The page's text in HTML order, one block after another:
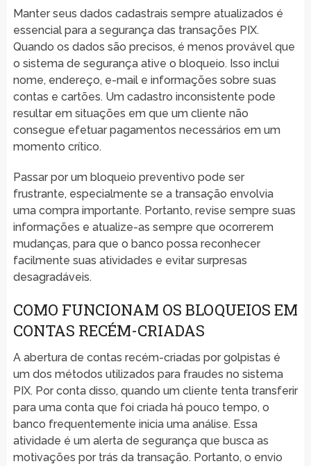
Manter seus dados cadastrais sempre atualizados é
essencial para a segurança das transações PIX.
Quando os dados são precisos, é menos provável que
o sistema de segurança ative o bloqueio. Isso inclui
nome, endereço, e-mail e informações sobre suas
contas e cartões. Um cadastro inconsistente pode
resultar em situações em que um cliente não
consegue efetuar pagamentos necessários em um
momento crítico.
Passar por um bloqueio preventivo pode ser
frustrante, especialmente se a transação envolvia
uma compra importante. Portanto, revise sempre suas
informações e atualize-as sempre que ocorrerem
mudanças, para que o banco possa reconhecer
facilmente suas atividades e evitar surpresas
desagradáveis.
COMO FUNCIONAM OS BLOQUEIOS EM
CONTAS RECÉM-CRIADAS
A abertura de contas recém-criadas por golpistas é
um dos métodos utilizados para fraudes no sistema
PIX. Por conta disso, quando um cliente tenta transferir
para uma conta que foi criada há pouco tempo, o
banco frequentemente inicia uma análise. Essa
atividade é um alerta de segurança que busca as
motivações por trás da transação. Portanto, o envio